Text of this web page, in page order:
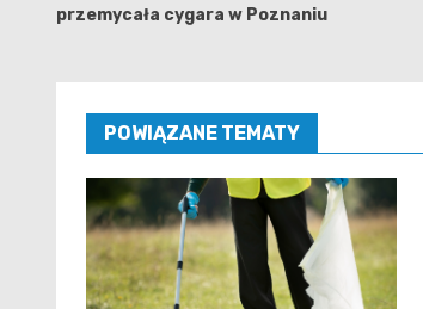
przemycała cygara w Poznaniu
POWIĄZANE TEMATY